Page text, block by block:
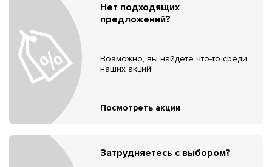
Нет подходящих
предложений?
Возможно, вы найдёте что-то среди
наших акций!
Посмотреть акции
Затрудняетесь с выбором?